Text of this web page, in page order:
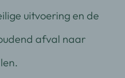
uitvoering en de
afval naar